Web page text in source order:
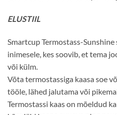
ELUSTIIL
Smartcup Termostass-
inimesele, kes soovib, et tema
või külm.
Võta termostassiga kaasa soe
tööle, lähed jalutama või
Termostassi kaas on mõeldud